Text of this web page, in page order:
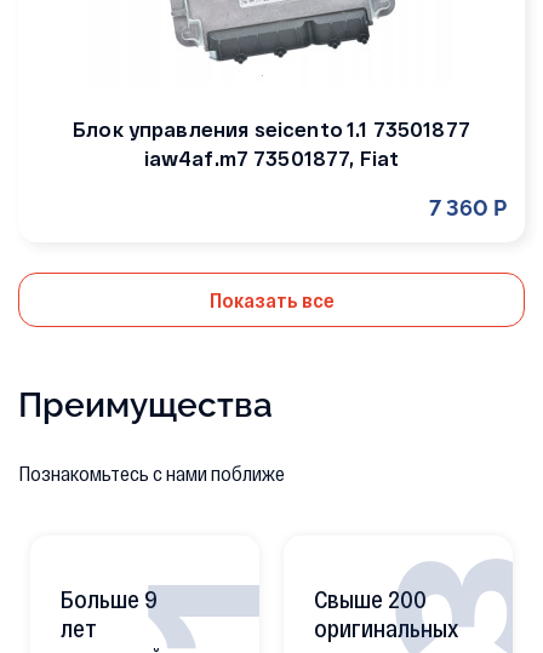
Блок управления seicento 1.1 73501877
iaw4af.m7 73501877, Fiat
7 360 Р
Показать все
Преимущества
Познакомьтесь с нами поближе
Больше 9
лет
Свыше 200
оригинальных